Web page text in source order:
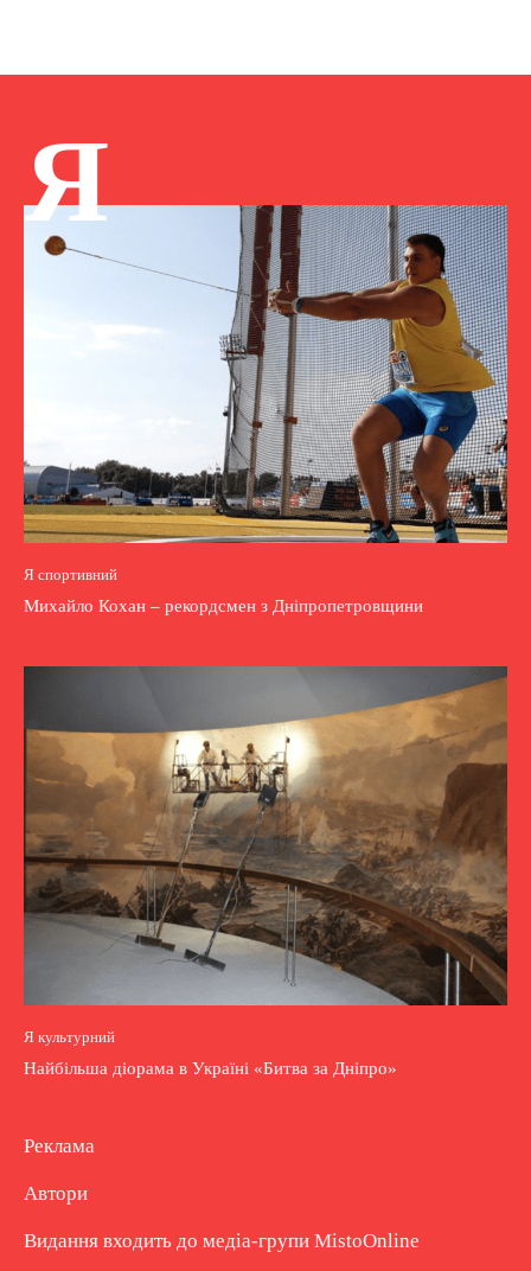
Я
Я спортивний
Михайло Кохан – рекордсмен з Дніпропетровщини
Я культурний
Найбільша діорама в Україні «Битва за Дніпро»
Реклама
Автори
Видання входить до медіа-групи MistoOnline